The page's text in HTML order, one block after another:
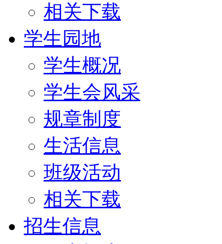
相关下载
学生园地
学生概况
学生会风采
规章制度
生活信息
班级活动
相关下载
招生信息